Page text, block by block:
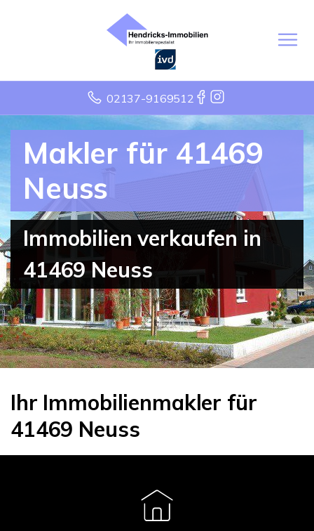
02137-9169512
Makler für 41469
Neuss
Immobilien verkaufen in
41469 Neuss
Ihr Immobilienmakler für
41469 Neuss